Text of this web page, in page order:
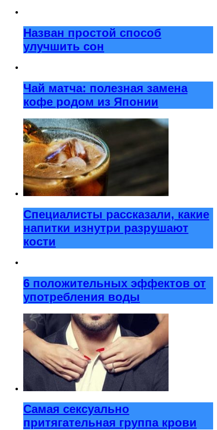
Назван простой способ
улучшить сон
Чай матча: полезная замена
кофе родом из Японии
Специалисты рассказали, какие
напитки изнутри разрушают
кости
6 положительных эффектов от
употребления воды
Самая сексуально
притягательная группа крови